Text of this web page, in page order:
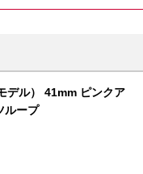
ル） 41mm ピンクア
ループ